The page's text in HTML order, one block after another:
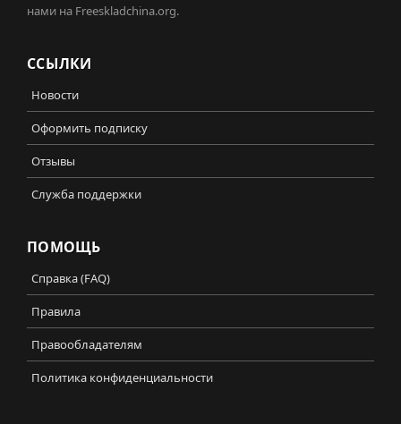
нами на Freeskladchina.org.
ССЫЛКИ
Новости
Оформить подписку
Отзывы
Служба поддержки
ПОМОЩЬ
Справка (FAQ)
Правила
Правообладателям
Политика конфиденциальности